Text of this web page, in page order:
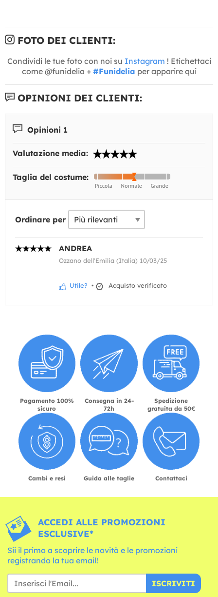
FOTO DEI CLIENTI:
Condividi le tue foto con noi su Instagram ! Etichettaci
come @funidelia + #Funidelia per apparire qui
OPINIONI DEI CLIENTI:
Opinioni 1
Valutazione media:
Taglia del costume:
Ordinare per
ANDREA
Ozzano dell'Emilia (Italia) 10/03/25
Utile? • Acquisto verificato
Pagamento 100%
sicuro
Consegna in 24-
72h
Spedizione
gratuita da 50€
Cambi e resi Guida alle taglie Contattaci
ACCEDI ALLE PROMOZIONI
ESCLUSIVE*
Sii il primo a scoprire le novità e le promozioni
registrando la tua email!
ISCRIVITI